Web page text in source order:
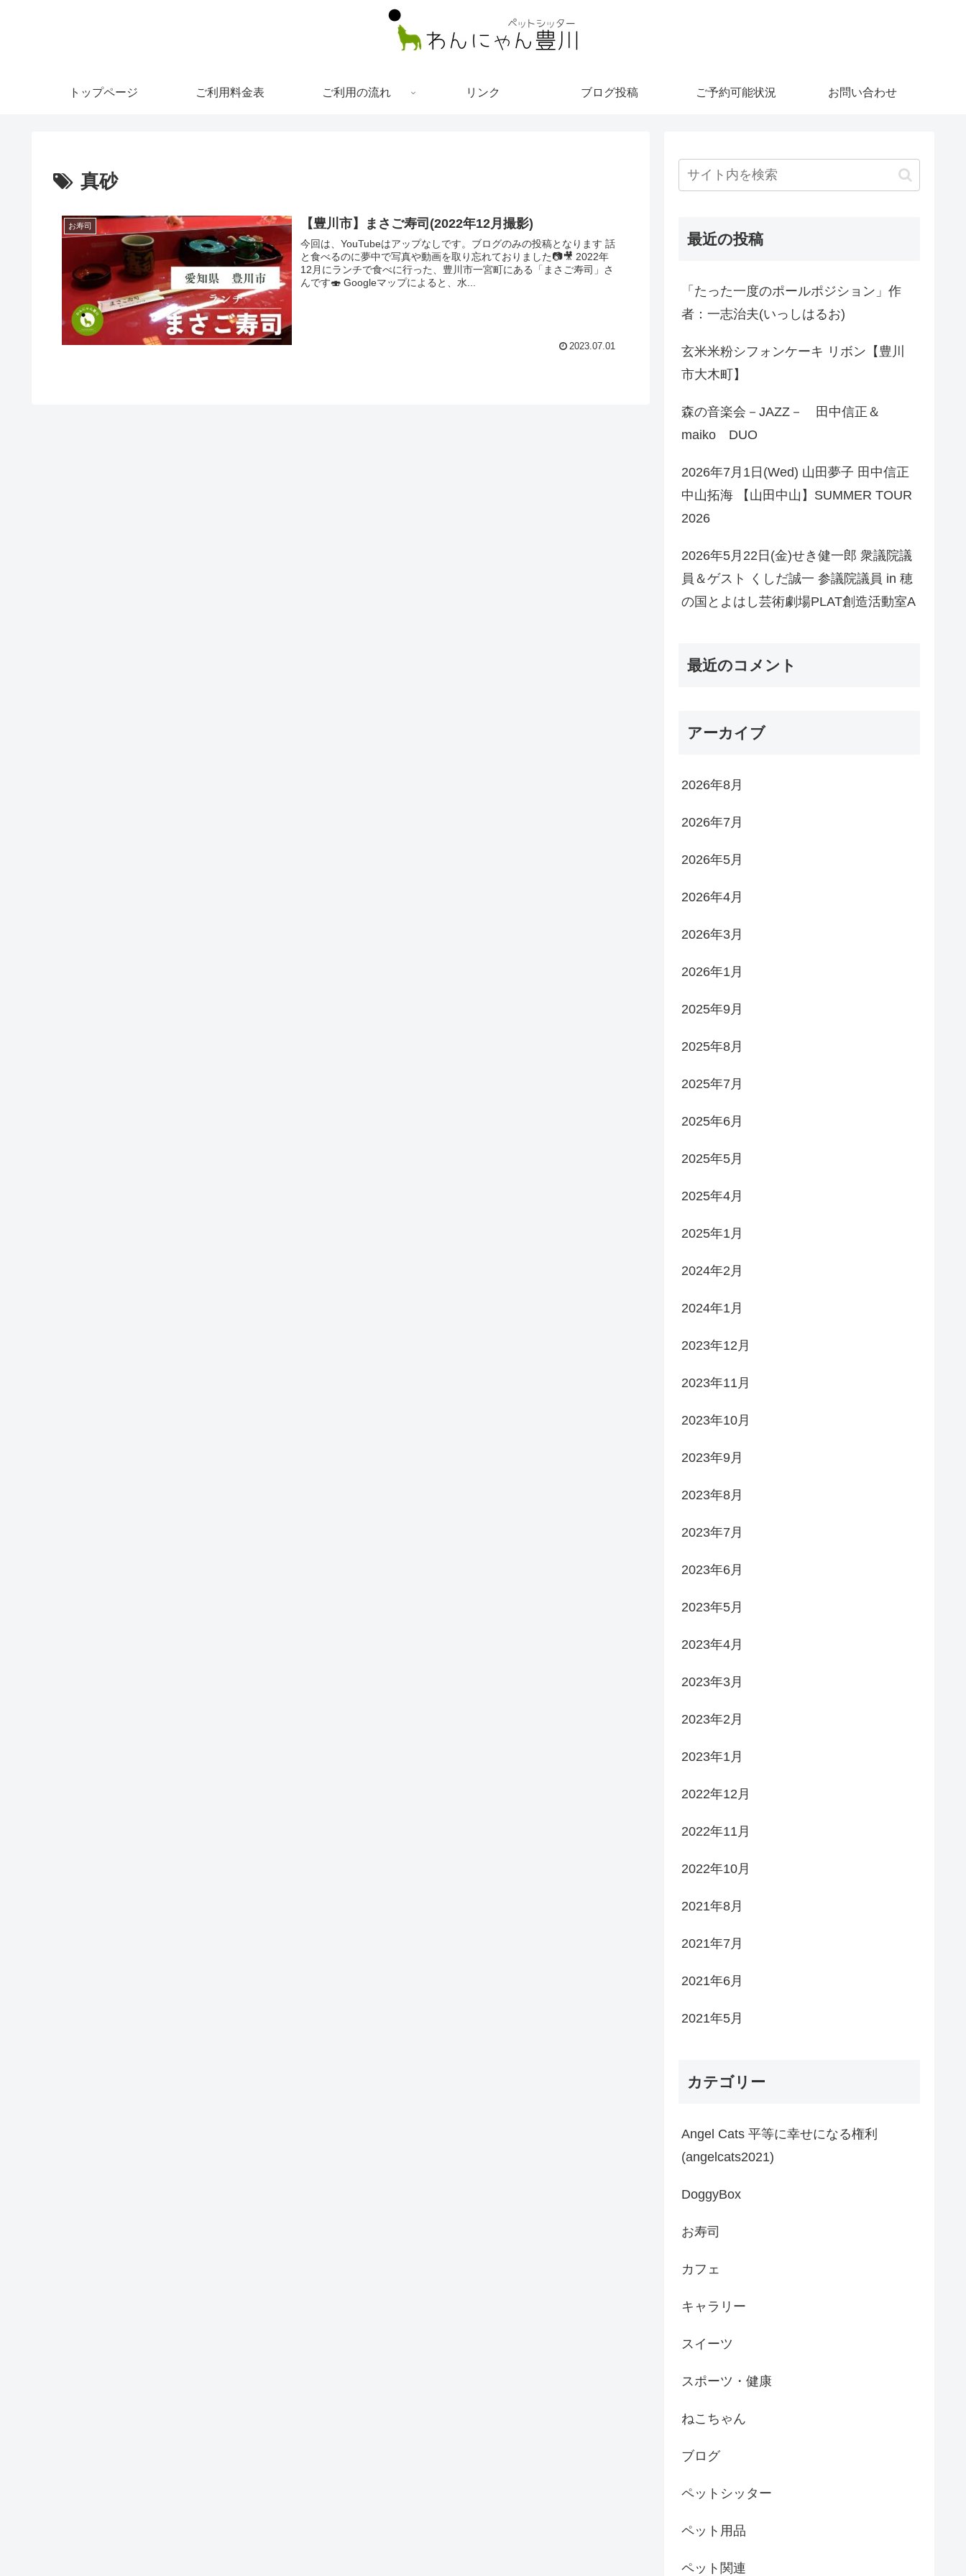
トップページ ご利用料金表 ご利用の流れ リンク ブログ投稿 ご予約可能状況 お問い合わせ
真砂
お寿司 【豊川市】まさご寿司(2022年12月撮影)
今回は、YouTubeはアップなしです。ブログのみの投稿となります 話
と食べるのに夢中で写真や動画を取り忘れておりました📷🎥 2022年
12月にランチで食べに行った、豊川市一宮町にある「まさご寿司」さ
んです🍣 Googleマップによると、水...
2023.07.01
最近の投稿
「たった一度のポールポジション」作
者：一志治夫(いっしはるお)
玄米米粉シフォンケーキ リボン【豊川
市大木町】
森の音楽会－JAZZ－ 田中信正＆
maiko DUO
2026年7月1日(Wed) 山田夢子 田中信正
中山拓海 【山田中山】SUMMER TOUR
2026
2026年5月22日(金)せき健一郎 衆議院議
員＆ゲスト くしだ誠一 参議院議員 in 穂
の国とよはし芸術劇場PLAT創造活動室A
最近のコメント
アーカイブ
2026年8月
2026年7月
2026年5月
2026年4月
2026年3月
2026年1月
2025年9月
2025年8月
2025年7月
2025年6月
2025年5月
2025年4月
2025年1月
2024年2月
2024年1月
2023年12月
2023年11月
2023年10月
2023年9月
2023年8月
2023年7月
2023年6月
2023年5月
2023年4月
2023年3月
2023年2月
2023年1月
2022年12月
2022年11月
2022年10月
2021年8月
2021年7月
2021年6月
2021年5月
カテゴリー
Angel Cats 平等に幸せになる権利
(angelcats2021)
DoggyBox
お寿司
カフェ
キャラリー
スイーツ
スポーツ・健康
ねこちゃん
ブログ
ペットシッター
ペット用品
ペット関連